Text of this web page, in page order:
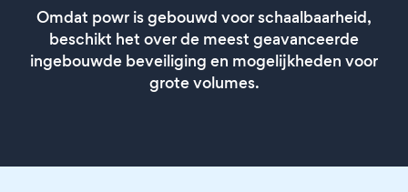
Omdat powr is gebouwd voor schaalbaarheid,
beschikt het over de meest geavanceerde
ingebouwde beveiliging en mogelijkheden voor
grote volumes.